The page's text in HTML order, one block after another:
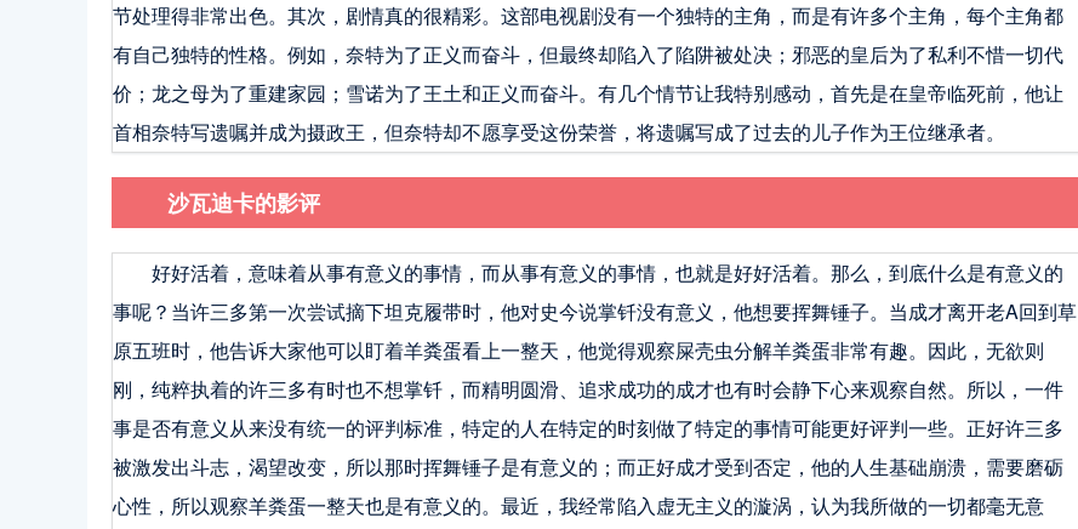
节处理得非常出色。其次，剧情真的很精彩。这部电视剧没有一个独特的主角，而是有许多个主角，每个主角都
有自己独特的性格。例如，奈特为了正义而奋斗，但最终却陷入了陷阱被处决；邪恶的皇后为了私利不惜一切代
价；龙之母为了重建家园；雪诺为了王土和正义而奋斗。有几个情节让我特别感动，首先是在皇帝临死前，他让
首相奈特写遗嘱并成为摄政王，但奈特却不愿享受这份荣誉，将遗嘱写成了过去的儿子作为王位继承者。
沙瓦迪卡的影评
好好活着，意味着从事有意义的事情，而从事有意义的事情，也就是好好活着。那么，到底什么是有意义的
事呢？当许三多第一次尝试摘下坦克履带时，他对史今说掌钎没有意义，他想要挥舞锤子。当成才离开老A回到草
原五班时，他告诉大家他可以盯着羊粪蛋看上一整天，他觉得观察屎壳虫分解羊粪蛋非常有趣。因此，无欲则
刚，纯粹执着的许三多有时也不想掌钎，而精明圆滑、追求成功的成才也有时会静下心来观察自然。所以，一件
事是否有意义从来没有统一的评判标准，特定的人在特定的时刻做了特定的事情可能更好评判一些。正好许三多
被激发出斗志，渴望改变，所以那时挥舞锤子是有意义的；而正好成才受到否定，他的人生基础崩溃，需要磨砺
心性，所以观察羊粪蛋一整天也是有意义的。最近，我经常陷入虚无主义的漩涡，认为我所做的一切都毫无意